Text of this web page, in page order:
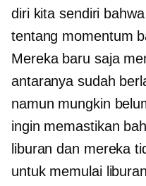
diri kita sendiri
tentang momentum
Mereka baru saja
antaranya sudah
namun mungkin
ingin memastikan
liburan dan mereka
untuk memulai